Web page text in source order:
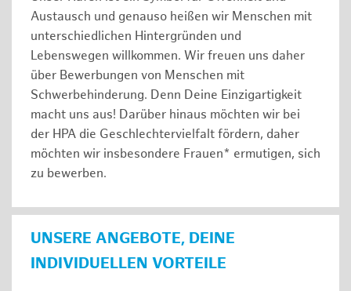
Austausch und genauso heißen wir Menschen mit
unterschiedlichen Hintergründen und
Lebenswegen willkommen. Wir freuen uns daher
über Bewerbungen von Menschen mit
Schwerbehinderung. Denn Deine Einzigartigkeit
macht uns aus! Darüber hinaus möchten wir bei
der HPA die Geschlechtervielfalt fördern, daher
möchten wir insbesondere Frauen* ermutigen, sich
zu bewerben.
UNSERE ANGEBOTE, DEINE
INDIVIDUELLEN VORTEILE